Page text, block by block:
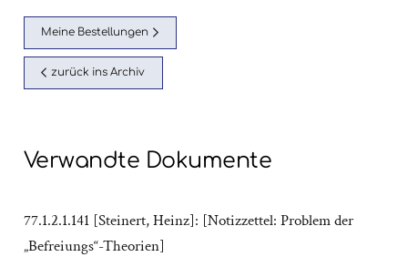
Meine Bestellungen
zurück ins Archiv
Verwandte Dokumente
77.1.2.1.141 [Steinert, Heinz]: [Notizzettel: Problem der
„Befreiungs“-Theorien]